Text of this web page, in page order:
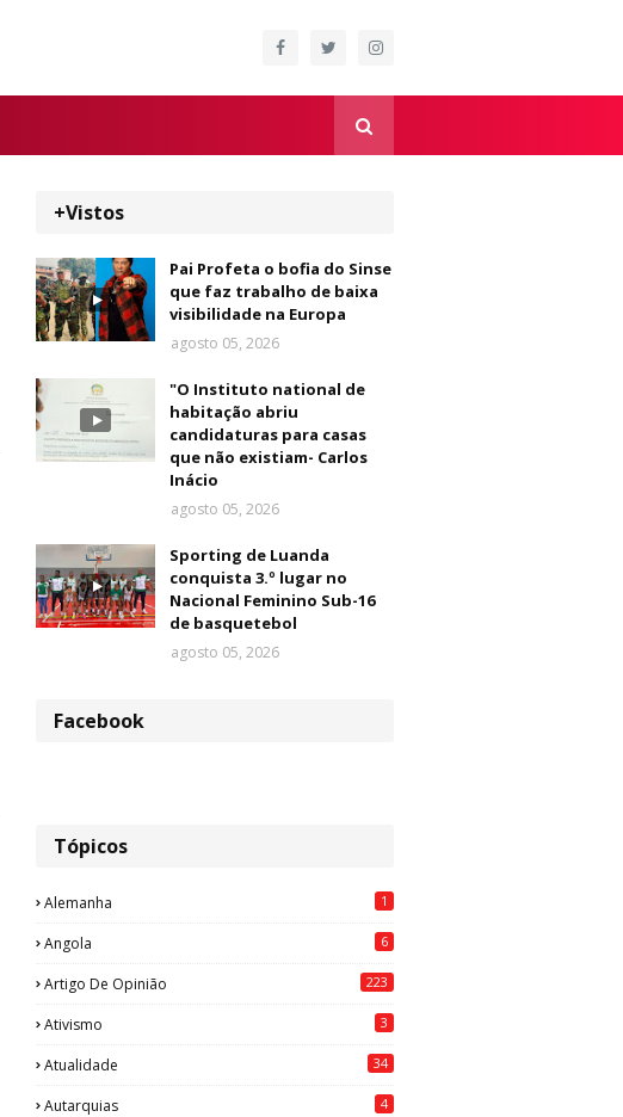
+Vistos
Pai Profeta o bofia do Sinse
que faz trabalho de baixa
visibilidade na Europa
agosto 05, 2026
"O Instituto national de
habitação abriu
candidaturas para casas
que não existiam- Carlos
Inácio
agosto 05, 2026
Sporting de Luanda
conquista 3.º lugar no
Nacional Feminino Sub-16
de basquetebol
agosto 05, 2026
Facebook
Tópicos
Alemanha 1
Angola 6
Artigo De Opinião 223
Ativismo 3
Atualidade 34
Autarquias 4